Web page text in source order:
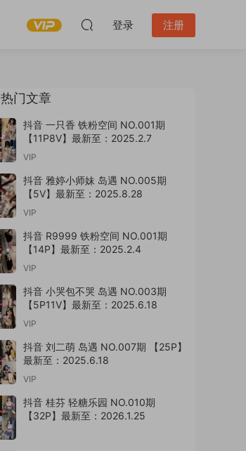
登录 注册
热门文章
抖音 一只香 铁粉空间 NO.001期
【11P8V】最新至：2025.2.7
VIP
抖音 雅婷小师妹 岛遇 NO.005期
【5V】最新至：2025.8.28
VIP
抖音 R9999 铁粉空间 NO.001期
【14P】最新至：2025.2.4
VIP
抖音 小哭包不哭 岛遇 NO.003期
【5P11V】最新至：2025.6.18
VIP
抖音 刘二萌 岛遇 NO.007期 【25P】
最新至：2025.6.18
VIP
抖音 桂芬 轻糖乐园 NO.010期
【32P】最新至：2026.1.25